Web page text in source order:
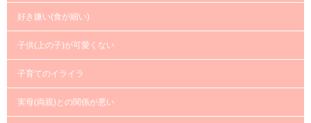
好き嫌い(食が細い)
子供(上の子)が可愛くない
子育てのイライラ
実母(両親)との関係が悪い